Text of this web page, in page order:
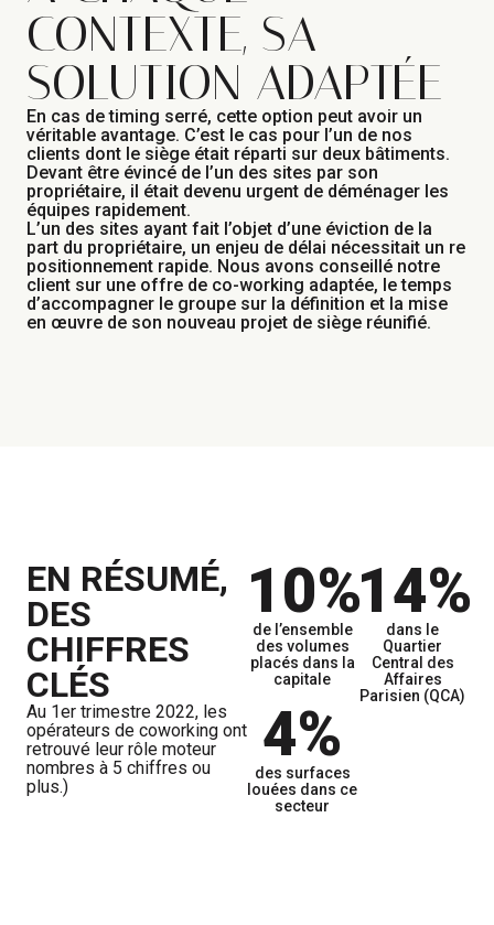
CONTEXTE, SA
SOLUTION ADAPTÉE
En cas de timing serré, cette option peut avoir un
véritable avantage. C’est le cas pour l’un de nos
clients dont le siège était réparti sur deux bâtiments.
Devant être évincé de l’un des sites par son
propriétaire, il était devenu urgent de déménager les
équipes rapidement.
L’un des sites ayant fait l’objet d’une éviction de la
part du propriétaire, un enjeu de délai nécessitait un re
positionnement rapide. Nous avons conseillé notre
client sur une offre de co-working adaptée, le temps
d’accompagner le groupe sur la définition et la mise
en œuvre de son nouveau projet de siège réunifié.
EN RÉSUMÉ,
DES
CHIFFRES
CLÉS
Au 1er trimestre 2022, les
opérateurs de coworking ont
retrouvé leur rôle moteur
nombres à 5 chiffres ou
plus.)
10%
de l’ensemble
des volumes
placés dans la
capitale
14%
dans le
Quartier
Central des
Affaires
Parisien (QCA)
4%
des surfaces
louées dans ce
secteur